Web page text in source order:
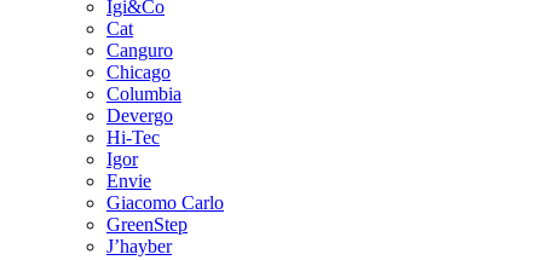
Igi&Co
Cat
Canguro
Chicago
Columbia
Devergo
Hi-Tec
Igor
Envie
Giacomo Carlo
GreenStep
J’hayber